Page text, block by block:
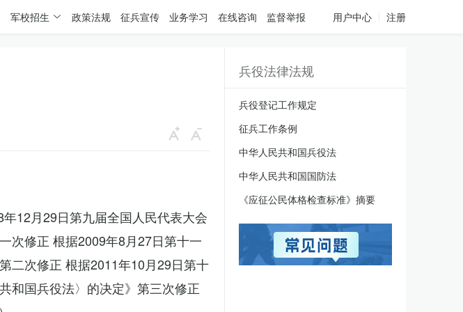
军校招生 政策法规 征兵宣传 业务学习 在线咨询 监督举报 用户中心 注册
12月29日第九届全国人民代表大会
次修正 根据2009年8月27日第十一
二次修正 根据2011年10月29日第十
和国兵役法〉的决定》第三次修正
兵役法律法规
兵役登记工作规定
征兵工作条例
中华人民共和国兵役法
中华人民共和国国防法
《应征公民体格检查标准》摘要